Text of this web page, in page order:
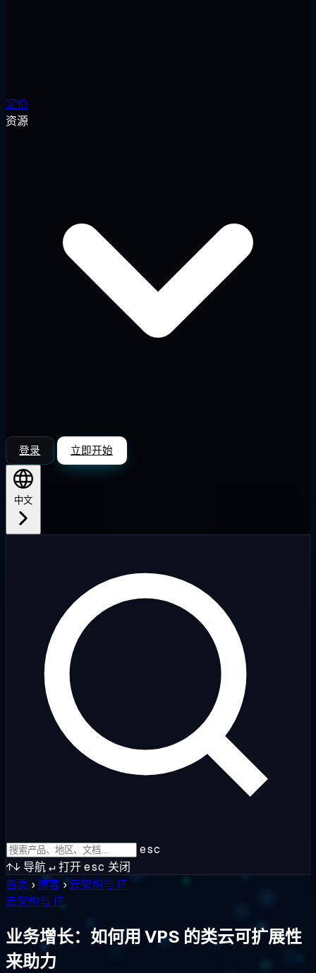
定价
资源
登录 立即开始
中文
esc
↑↓ 导航↵打开esc 关闭
首页 ›博客 ›云架构与 IT
云架构与 IT
业务增长：如何用 VPS 的类云可扩展性
来助力